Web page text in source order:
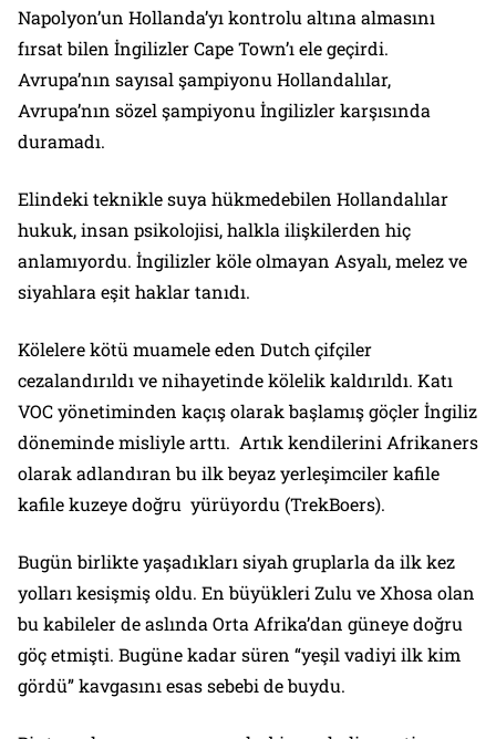
Napolyon’un Hollanda’yı kontrolu altına almasını
fırsat bilen İngilizler Cape Town’ı ele geçirdi.
Avrupa’nın sayısal şampiyonu Hollandalılar,
Avrupa’nın sözel şampiyonu İngilizler karşısında
duramadı.
Elindeki teknikle suya hükmedebilen Hollandalılar
hukuk, insan psikolojisi, halkla ilişkilerden hiç
anlamıyordu. İngilizler köle olmayan Asyalı, melez ve
siyahlara eşit haklar tanıdı.
Kölelere kötü muamele eden Dutch çifçiler
cezalandırıldı ve nihayetinde kölelik kaldırıldı. Katı
VOC yönetiminden kaçış olarak başlamış göçler İngiliz
döneminde misliyle arttı. Artık kendilerini Afrikaners
olarak adlandıran bu ilk beyaz yerleşimciler kafile
kafile kuzeye doğru yürüyordu (TrekBoers).
Bugün birlikte yaşadıkları siyah gruplarla da ilk kez
yolları kesişmiş oldu. En büyükleri Zulu ve Xhosa olan
bu kabileler de aslında Orta Afrika’dan güneye doğru
göç etmişti. Bugüne kadar süren “yeşil vadiyi ilk kim
gördü” kavgasını esas sebebi de buydu.